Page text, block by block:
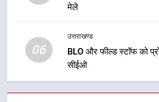
मेले
06
उत्तराखण्ड
BLO और फील्ड स्टॉफ को
सीईओ
फहराने का